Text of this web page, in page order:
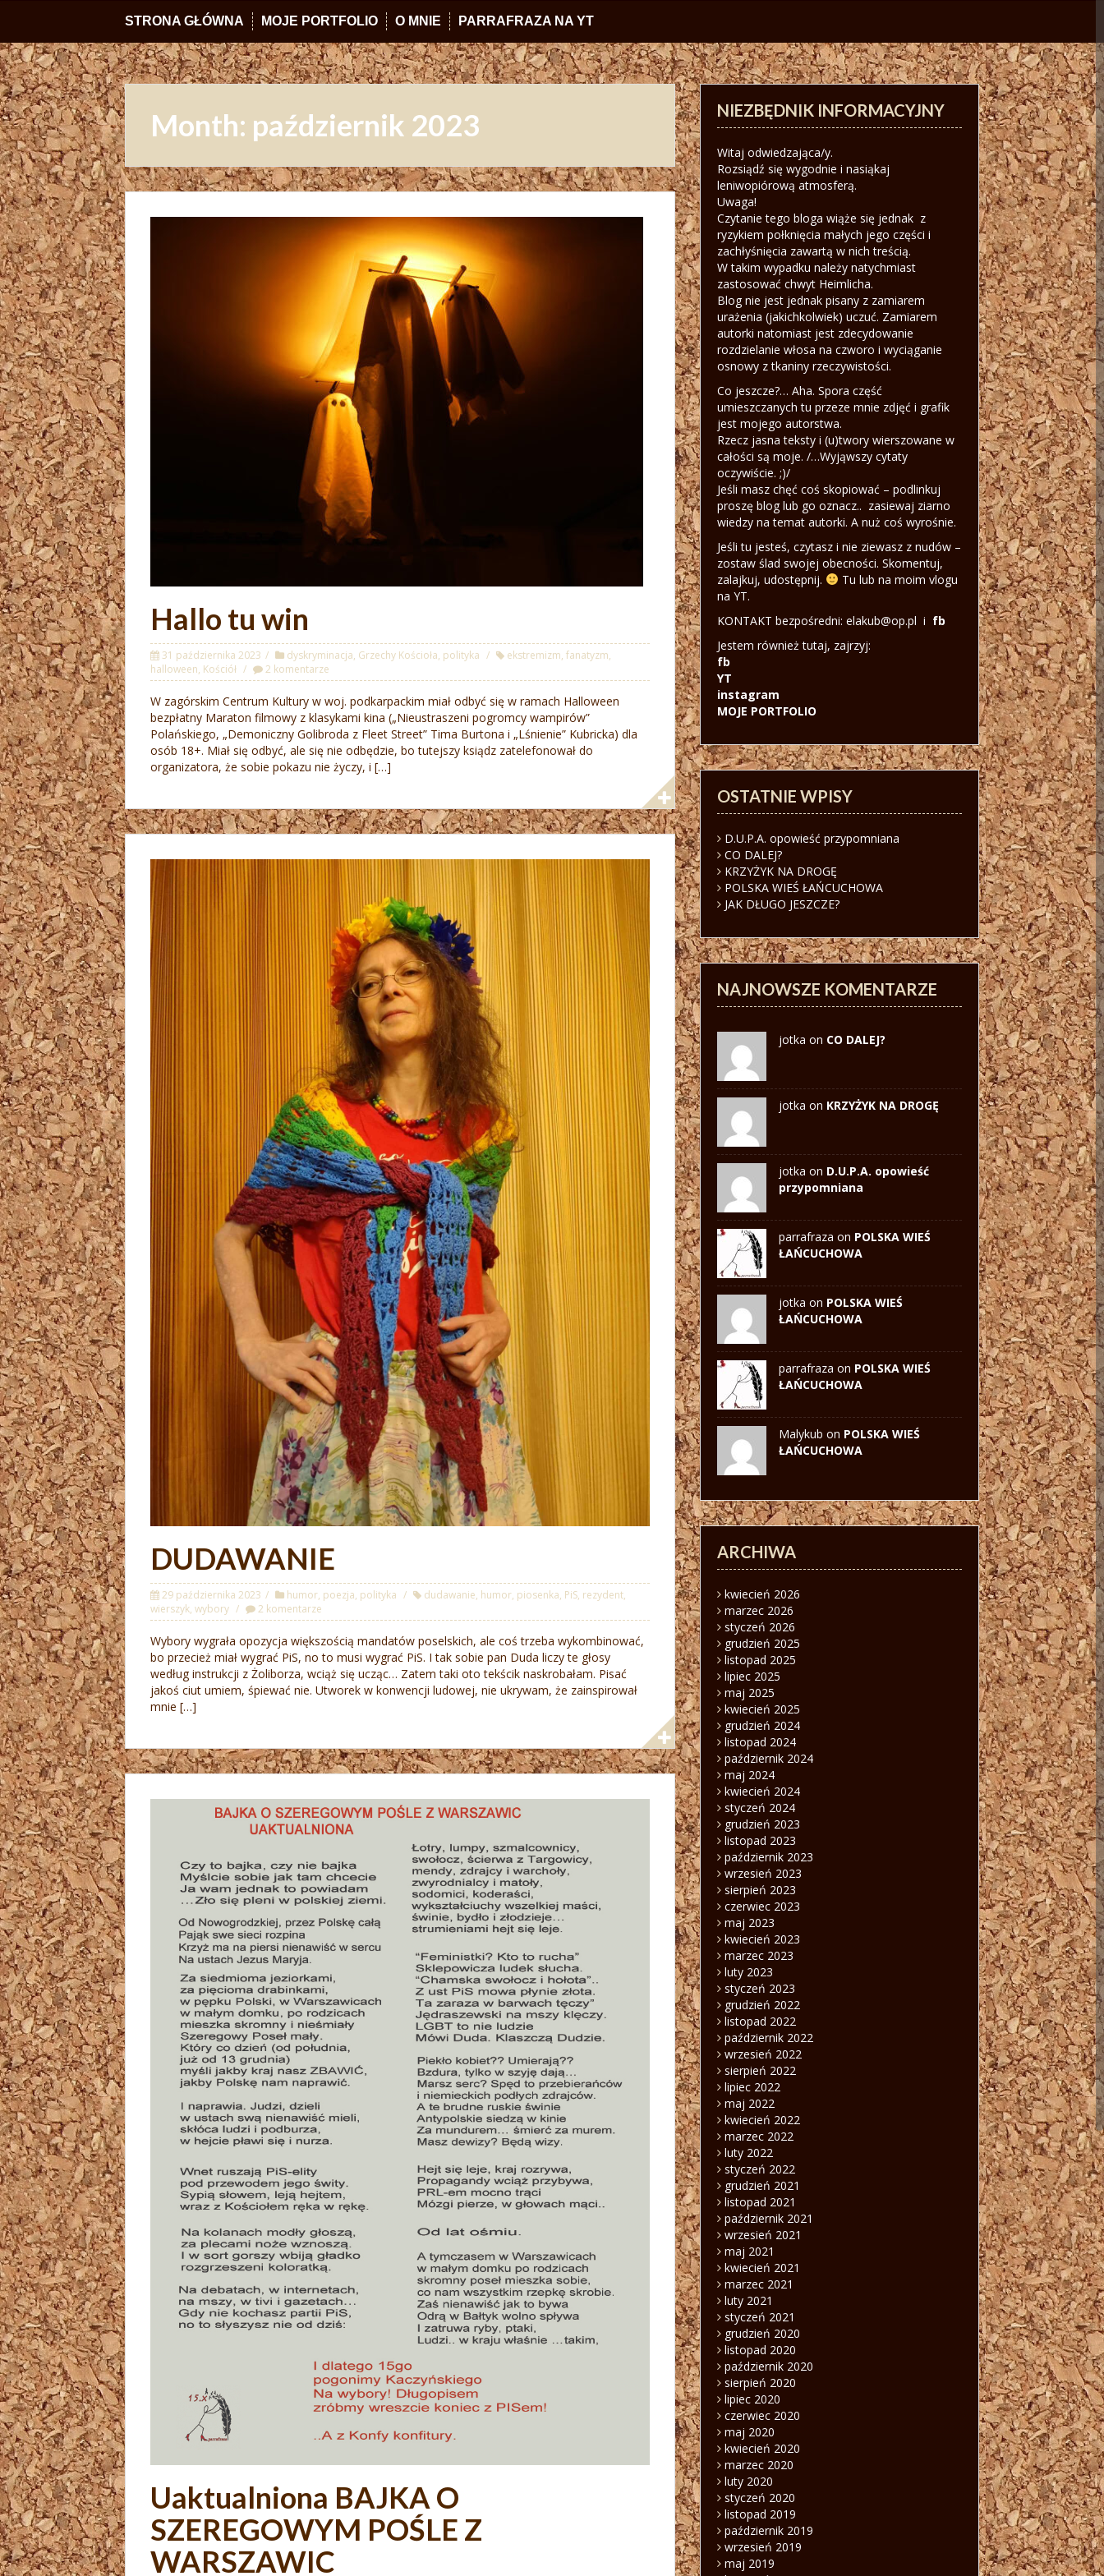
STRONA GŁÓWNA MOJE PORTFOLIO O MNIE PARRAFRAZA NA YT
Month: październik 2023
Hallo tu win
31 października 2023 dyskryminacja, Grzechy Kościoła, polityka ekstremizm, fanatyzm,
halloween, Kościół 2 komentarze
W zagórskim Centrum Kultury w woj. podkarpackim miał odbyć się w ramach Halloween
bezpłatny Maraton filmowy z klasykami kina („Nieustraszeni pogromcy wampirów”
Polańskiego, „Demoniczny Golibroda z Fleet Street” Tima Burtona i „Lśnienie” Kubricka) dla
osób 18+. Miał się odbyć, ale się nie odbędzie, bo tutejszy ksiądz zatelefonował do
organizatora, że sobie pokazu nie życzy, i […]
DUDAWANIE
29 października 2023 humor, poezja, polityka dudawanie, humor, piosenka, PiS, rezydent,
wierszyk, wybory 2 komentarze
Wybory wygrała opozycja większością mandatów poselskich, ale coś trzeba wykombinować,
bo przecież miał wygrać PiS, no to musi wygrać PiS. I tak sobie pan Duda liczy te głosy
według instrukcji z Żoliborza, wciąż się ucząc… Zatem taki oto tekścik naskrobałam. Pisać
jakoś ciut umiem, śpiewać nie. Utworek w konwencji ludowej, nie ukrywam, że zainspirował
mnie […]
Uaktualniona BAJKA O
SZEREGOWYM POŚLE Z
WARSZAWIC
NIEZBĘDNIK INFORMACYJNY
Witaj odwiedzająca/y.
Rozsiądź się wygodnie i nasiąkaj
leniwopiórową atmosferą.
Uwaga!
Czytanie tego bloga wiąże się jednak z
ryzykiem połknięcia małych jego części i
zachłyśnięcia zawartą w nich treścią.
W takim wypadku należy natychmiast
zastosować chwyt Heimlicha.
Blog nie jest jednak pisany z zamiarem
urażenia (jakichkolwiek) uczuć. Zamiarem
autorki natomiast jest zdecydowanie
rozdzielanie włosa na czworo i wyciąganie
osnowy z tkaniny rzeczywistości.
Co jeszcze?… Aha. Spora część
umieszczanych tu przeze mnie zdjęć i grafik
jest mojego autorstwa.
Rzecz jasna teksty i (u)twory wierszowane w
całości są moje. /…Wyjąwszy cytaty
oczywiście. ;)/
Jeśli masz chęć coś skopiować – podlinkuj
proszę blog lub go oznacz.. zasiewaj ziarno
wiedzy na temat autorki. A nuż coś wyrośnie.
Jeśli tu jesteś, czytasz i nie ziewasz z nudów –
zostaw ślad swojej obecności. Skomentuj,
zalajkuj, udostępnij.
Tu lub na moim vlogu
na YT.
KONTAKT bezpośredni: elakub@op.pl i fb
Jestem również tutaj, zajrzyj:
fb
YT
instagram
MOJE PORTFOLIO
OSTATNIE WPISY
D.U.P.A. opowieść przypomniana
CO DALEJ?
KRZYŻYK NA DROGĘ
POLSKA WIEŚ ŁAŃCUCHOWA
JAK DŁUGO JESZCZE?
NAJNOWSZE KOMENTARZE
jotka on CO DALEJ?
jotka on KRZYŻYK NA DROGĘ
jotka on D.U.P.A. opowieść
przypomniana
parrafraza on POLSKA WIEŚ
ŁAŃCUCHOWA
jotka on POLSKA WIEŚ
ŁAŃCUCHOWA
parrafraza on POLSKA WIEŚ
ŁAŃCUCHOWA
Malykub on POLSKA WIEŚ
ŁAŃCUCHOWA
ARCHIWA
kwiecień 2026
marzec 2026
styczeń 2026
grudzień 2025
listopad 2025
lipiec 2025
maj 2025
kwiecień 2025
grudzień 2024
listopad 2024
październik 2024
maj 2024
kwiecień 2024
styczeń 2024
grudzień 2023
listopad 2023
październik 2023
wrzesień 2023
sierpień 2023
czerwiec 2023
maj 2023
kwiecień 2023
marzec 2023
luty 2023
styczeń 2023
grudzień 2022
listopad 2022
październik 2022
wrzesień 2022
sierpień 2022
lipiec 2022
maj 2022
kwiecień 2022
marzec 2022
luty 2022
styczeń 2022
grudzień 2021
listopad 2021
październik 2021
wrzesień 2021
maj 2021
kwiecień 2021
marzec 2021
luty 2021
styczeń 2021
grudzień 2020
listopad 2020
październik 2020
sierpień 2020
lipiec 2020
czerwiec 2020
maj 2020
kwiecień 2020
marzec 2020
luty 2020
styczeń 2020
listopad 2019
październik 2019
wrzesień 2019
maj 2019